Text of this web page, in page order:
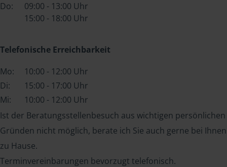
Do:
09:00 - 13:00 Uhr
15:00 - 18:00 Uhr
Telefonische Erreichbarkeit
Mo:
10:00 - 12:00 Uhr
Di:
15:00 - 17:00 Uhr
Mi:
10:00 - 12:00 Uhr
Ist der Beratungsstellenbesuch aus wichtigen persönlichen
Gründen nicht möglich, berate ich Sie auch gerne bei Ihnen
zu Hause.
Terminvereinbarungen bevorzugt telefonisch.